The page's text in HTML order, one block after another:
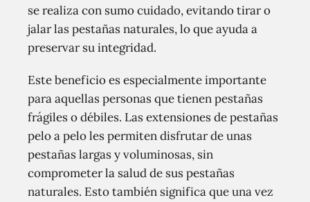
se realiza con sumo cuidado, evitando tirar o
jalar las pestañas naturales, lo que ayuda a
preservar su integridad.
Este beneficio es especialmente importante
para aquellas personas que tienen pestañas
frágiles o débiles. Las extensiones de pestañas
pelo a pelo les permiten disfrutar de unas
pestañas largas y voluminosas, sin
comprometer la salud de sus pestañas
naturales. Esto también significa que una vez